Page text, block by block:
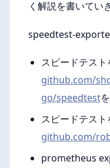
く解説を書いてい
speedtest-
スピードテスト
github.com/
go/speedtest
スピードテスト
github.com/
prometheus